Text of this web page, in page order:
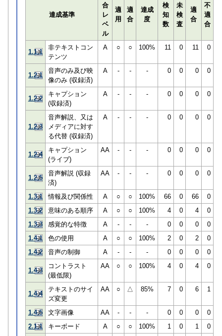
達成基準
合
レ
ベ
ル
適
用
適
合
達成
度
検
知
数
未
検
査
適
合
不
適
合
1.1.1
非テキストコン
テンツ
A ○ ○ 100% 11 0 11 0
1.2.1
音声のみ及び映
像のみ (収録済)
A - - - 0 0 0 0
1.2.2
キャプション
(収録済)
A - - - 0 0 0 0
1.2.3
音声解説、又は
メディアに対す
る代替 (収録済)
A - - - 0 0 0 0
1.2.4
キャプション
(ライブ)
AA - - - 0 0 0 0
1.2.5
音声解説 (収録
済)
AA - - - 0 0 0 0
1.3.1 情報及び関係性 A ○ ○ 100% 66 0 66
0
1.3.2
意味のある順序 A ○ ○ 100% 4 0 4
0
1.3.3
感覚的な特徴 A - - - 0 0 0
0
1.4.1
色の使用 A ○ ○ 100% 2 0 2
0
1.4.2
音声の制御 A - - - 0 0 0 0
1.4.3
コントラスト
(最低限)
AA ○ ○ 100% 4 0 4 0
1.4.4
テキストのサイ
ズ変更
AA ○ △ 85% 7 0 6 1
1.4.5 文字画像 AA - - - 0 0 0
0
2.1.1
キーボード A ○ ○ 100% 1 0 1 0